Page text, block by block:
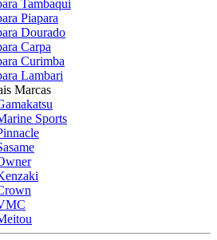
Tambaqui
Piapara
Dourado
Carpa
Curimba
Lambari
Marcas
Sports